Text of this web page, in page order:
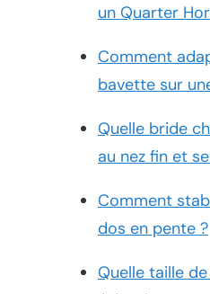
un Quarter
Comment
bavette sur
Quelle bride
au nez fin et
Comment
dos en pente ?
Quelle taille